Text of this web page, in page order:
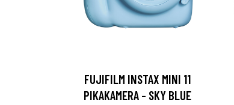
FUJIFILM INSTAX MINI 11
PIKAKAMERA - SKY BLUE